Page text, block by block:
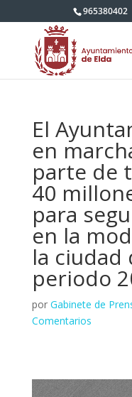
965380402
El
en
parte de
40
para
en la
la ciudad
periodo
por Gabinete de
Comentarios